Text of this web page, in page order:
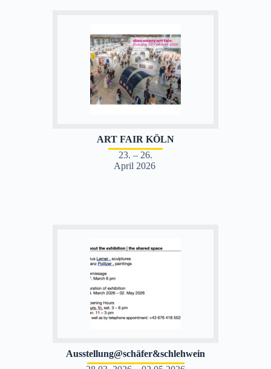
ART FAIR KÖLN
23. – 26.
April 2026
Ausstellung@schäfer&schlehwein